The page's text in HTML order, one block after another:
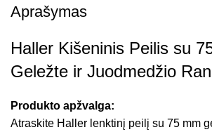
Aprašymas
Haller Kišeninis Peilis su
Geležte ir Juodmedžio
Produkto apžvalga:
Atraskite Haller lenktinį peilį su 75 mm